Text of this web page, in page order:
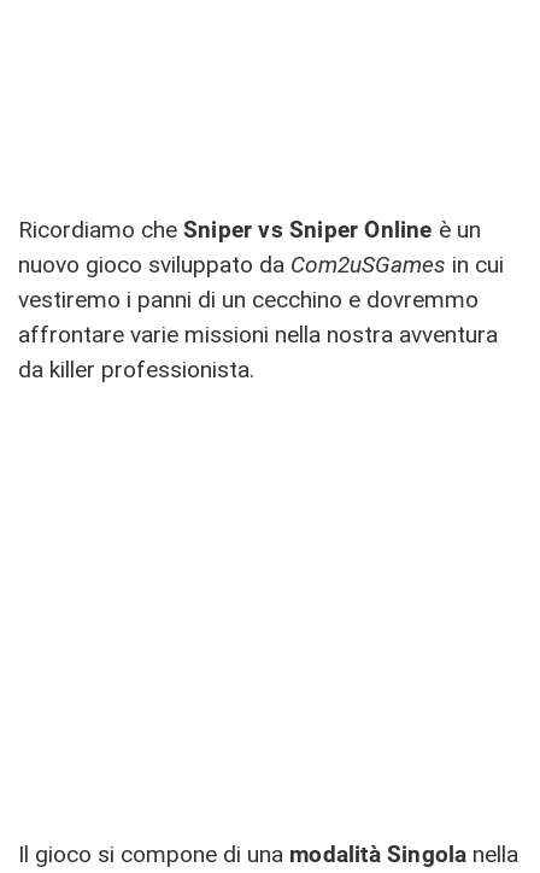
Ricordiamo che Sniper vs Sniper Online è un
nuovo gioco sviluppato da Com2uSGames in cui
vestiremo i panni di un cecchino e dovremmo
affrontare varie missioni nella nostra avventura
da killer professionista.
Il gioco si compone di una modalità Singola nella